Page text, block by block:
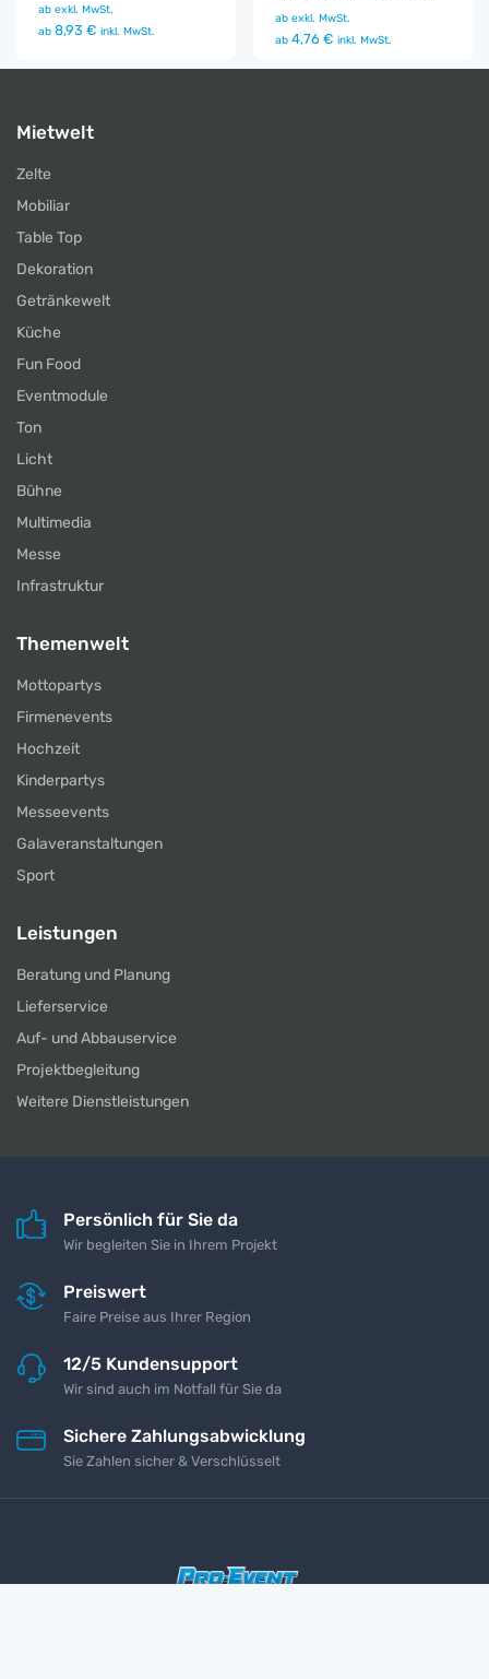
ab exkl. MwSt.
ab 8,93 € inkl. MwSt.
ab exkl. MwSt.
ab 4,76 € inkl. MwSt.
Mietwelt
Zelte
Mobiliar
Table Top
Dekoration
Getränkewelt
Küche
Fun Food
Eventmodule
Ton
Licht
Bühne
Multimedia
Messe
Infrastruktur
Themenwelt
Mottopartys
Firmenevents
Hochzeit
Kinderpartys
Messeevents
Galaveranstaltungen
Sport
Leistungen
Beratung und Planung
Lieferservice
Auf- und Abbauservice
Projektbegleitung
Weitere Dienstleistungen
Persönlich für Sie da
Wir begleiten Sie in Ihrem Projekt
Preiswert
Faire Preise aus Ihrer Region
12/5 Kundensupport
Wir sind auch im Notfall für Sie da
Sichere Zahlungsabwicklung
Sie Zahlen sicher & Verschlüsselt